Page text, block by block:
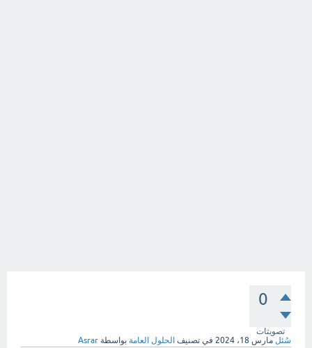
0
تصويتات
سُئل مارس 18، 2024 في تصنيف الحلول العامة بواسطة Asrar